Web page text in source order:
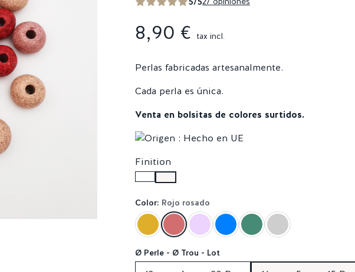
8,90 € tax incl.
Perlas fabricadas artesanalmente.
Cada perla es única.
Venta en bolsitas de colores surtidos.
Finition
Color: Rojo rosado
Ø Perle - Ø Trou - Lot